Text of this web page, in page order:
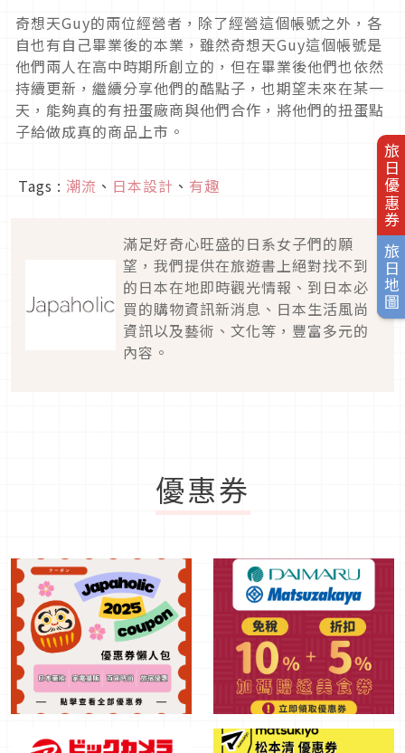
旅日優惠券
旅日地圖
奇想天Guy的兩位經營者，除了經營這個帳號之外，各
自也有自己畢業後的本業，雖然奇想天Guy這個帳號是
他們兩人在高中時期所創立的，但在畢業後他們也依然
持續更新，繼續分享他們的酷點子，也期望未來在某一
天，能夠真的有扭蛋廠商與他們合作，將他們的扭蛋點
子給做成真的商品上市。
Tags : 潮流 、 日本設計 、 有趣
滿足好奇心旺盛的日系女子們的願
望，我們提供在旅遊書上絕對找不到
的日本在地即時觀光情報、到日本必
買的購物資訊新消息、日本生活風尚
資訊以及藝術、文化等，豐富多元的
內容。
優惠券